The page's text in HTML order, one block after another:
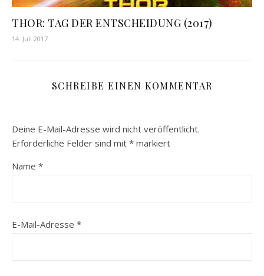
THOR: TAG DER ENTSCHEIDUNG (2017)
14. Juli 2017
SCHREIBE EINEN KOMMENTAR
Deine E-Mail-Adresse wird nicht veröffentlicht.
Erforderliche Felder sind mit * markiert
Name *
E-Mail-Adresse *